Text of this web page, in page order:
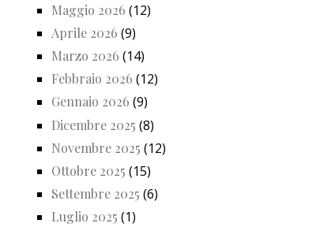
Maggio 2026 (12)
Aprile 2026 (9)
Marzo 2026 (14)
Febbraio 2026 (12)
Gennaio 2026 (9)
Dicembre 2025 (8)
Novembre 2025 (12)
Ottobre 2025 (15)
Settembre 2025 (6)
Luglio 2025 (1)